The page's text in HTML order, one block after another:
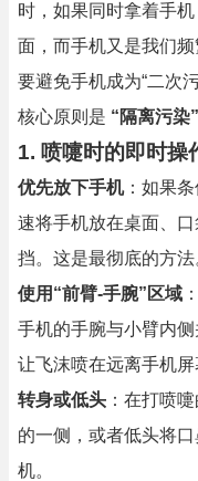
时，如果同时拿着手
面，而手机又是我们频
要避免手机成为“二次
核心原则是 “隔离污染
1. 喷嚏时的即时操
优先放下手机：如果
速将手机放在桌面、
挡。这是最彻底的方法
使用“前臂-手腕”区域
手机的手腕与小臂内
让飞沫喷在远离手机屏
转身或低头 ：在打喷
的一侧，或者低头将
机。